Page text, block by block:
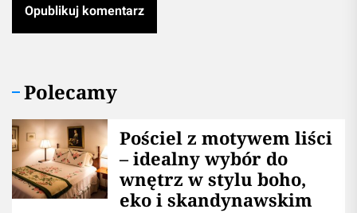
Polecamy
Pościel z motywem liści
– idealny wybór do
wnętrz w stylu boho,
eko i skandynawskim